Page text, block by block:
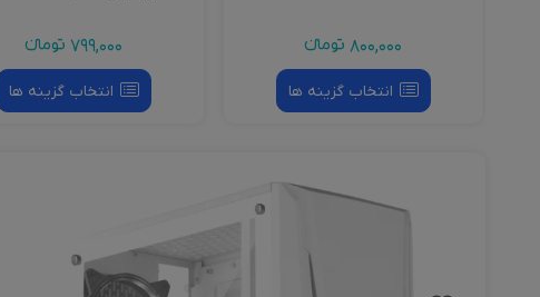
800,000 تومانءء
انتخاب گزینه ها
799,000 تومانءء
انتخاب گزینه ها